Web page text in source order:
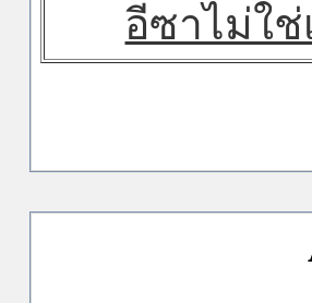
อีซาไม่ใช่